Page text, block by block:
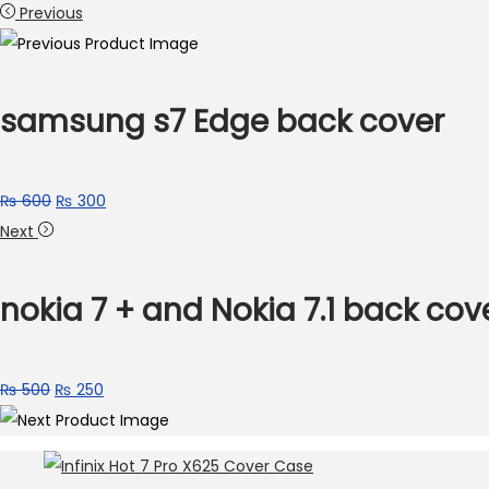
Previous
samsung s7 Edge back cover
₨600 Original
₨ 600.
₨ 300
₨ 300.
Next
nokia 7 + and Nokia 7.1 back
₨500 Original
price
was:
₨ 500.
₨ 250
price
₨ 250.